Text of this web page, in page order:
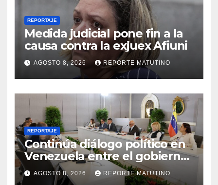
REPORTAJE
Medida judicial pone fin a la
causa contra la exjuex Afiuni
AGOSTO 8, 2026 REPORTE MATUTINO
REPORTAJE
Continúa diálogo político en
Venezuela entre el gobierno
y la oposición
AGOSTO 8, 2026 REPORTE MATUTINO